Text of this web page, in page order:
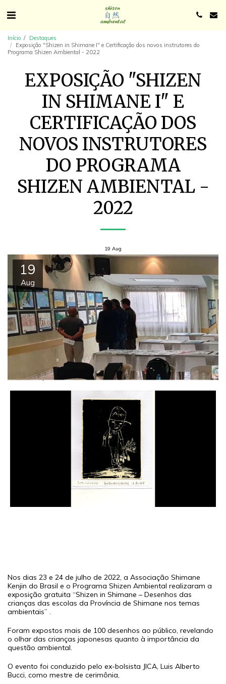
Início
Destaques
Exposição "Shizen in Shimane I" e Certificação dos novos instrutores do
Programa Shizen Ambiental - 2022
EXPOSIÇÃO "SHIZEN
IN SHIMANE I" E
CERTIFICAÇÃO DOS
NOVOS INSTRUTORES
DO PROGRAMA
SHIZEN AMBIENTAL -
2022
19 Aug
19
Aug
Nos dias 23 e 24 de julho de 2022, a Associação Shimane
Kenjin do Brasil e o Programa Shizen Ambiental realizaram a
exposição gratuita “Shizen in Shimane – Desenhos das
crianças das escolas da Província de Shimane nos temas
ambientais” .
Foram expostos mais de 100 desenhos ao público, revelando
o olhar das crianças japonesas quanto à importância da
questão ambiental.
O evento foi conduzido pelo ex-bolsista JICA, Luis Alberto
Bucci, como mestre de cerimônia,